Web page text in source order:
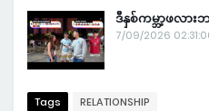
ဒီနှစ်ကမ္ဘာ့ဖလ
7/09/2026
Tags RELATIONSHIP